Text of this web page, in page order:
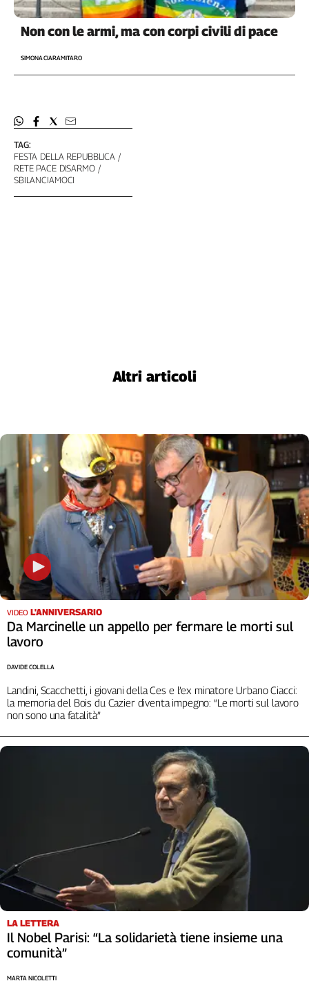
TAG:
FESTA DELLA REPUBBLICA
RETE PACE DISARMO
SBILANCIAMOCI
Non con le armi, ma con corpi civili di pace
SIMONA CIARAMITARO
Altri articoli
VIDEO L'ANNIVERSARIO
Da Marcinelle un appello per fermare le morti sul
lavoro
Landini, Scacchetti, i giovani della Ces e l’ex minatore Urbano Ciacci:
la memoria del Bois du Cazier diventa impegno: “Le morti sul lavoro
non sono una fatalità”
DAVIDE COLELLA
LA LETTERA
Il Nobel Parisi: “La solidarietà tiene insieme una
comunità”
MARTA NICOLETTI